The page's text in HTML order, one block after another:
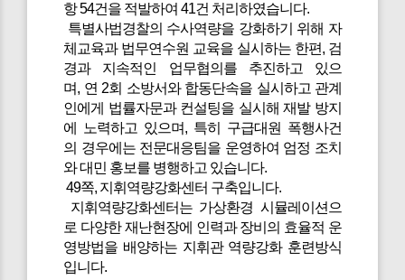
항 54건을 적발하여 41건 처리하였습니다.
특별사법경찰의 수사역량을 강화하기 위해 자
체교육과 법무연수원 교육을 실시하는 한편, 검
경과 지속적인 업무협의를 추진하고 있으
며, 연 2회 소방서와 합동단속을 실시하고 관계
인에게 법률자문과 컨설팅을 실시해 재발 방지
에 노력하고 있으며, 특히 구급대원 폭행사건
의 경우에는 전문대응팀을 운영하여 엄정 조치
와 대민 홍보를 병행하고 있습니다.
49쪽, 지휘역량강화센터 구축입니다.
지휘역량강화센터는 가상환경 시뮬레이션으
로 다양한 재난현장에 인력과 장비의 효율적 운
영방법을 배양하는 지휘관 역량강화 훈련방식
입니다.